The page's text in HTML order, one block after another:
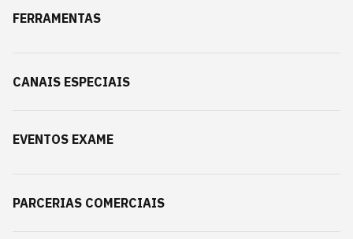
FERRAMENTAS
CANAIS ESPECIAIS
EVENTOS EXAME
PARCERIAS COMERCIAIS